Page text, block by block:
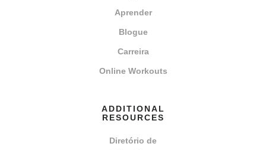
Aprender
Blogue
Carreira
Online Workouts
ADDITIONAL
RESOURCES
Diretório de